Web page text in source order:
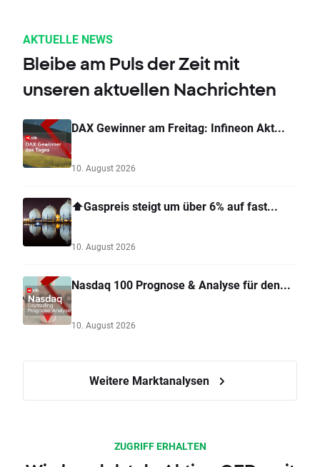
AKTUELLE NEWS
Bleibe am Puls der Zeit mit
unseren aktuellen Nachrichten
DAX Gewinner am Freitag: Infineon Akt...
10. August 2026
⬆️Gaspreis steigt um über 6% auf fast...
10. August 2026
Nasdaq 100 Prognose & Analyse für den...
10. August 2026
Weitere Marktanalysen
ZUGRIFF ERHALTEN